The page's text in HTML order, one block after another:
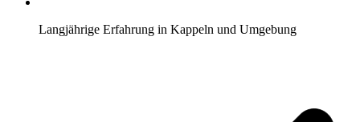
Langjährige Erfahrung in Kappeln und Umgebung